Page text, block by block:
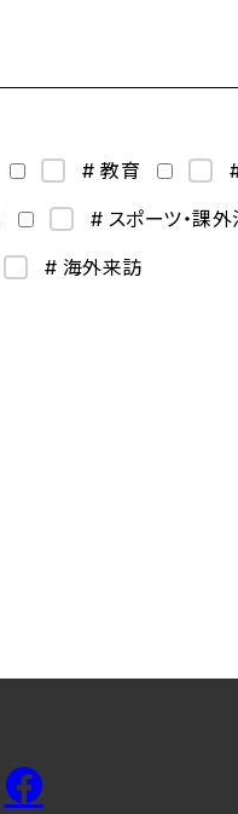
# 教育
# スポーツ・課
# 海外来訪